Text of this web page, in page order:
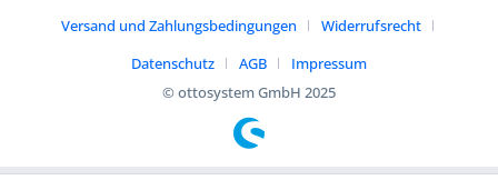
Versand und Zahlungsbedingungen
Widerrufsrecht
Datenschutz
AGB
Impressum
© ottosystem GmbH 2025